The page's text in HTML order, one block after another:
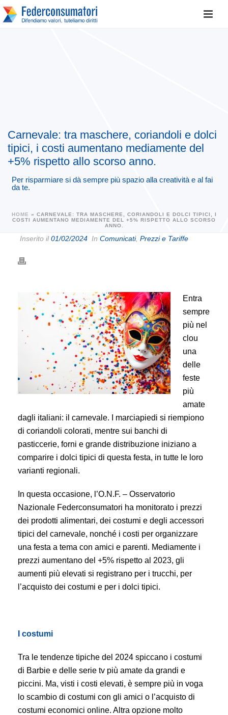
Carnevale: tra maschere, coriandoli e dolci
tipici, i costi aumentano mediamente del
+5% rispetto allo scorso anno.
Per risparmiare si dà sempre più spazio alla creatività e al fai
da te.
HOME » CARNEVALE: TRA MASCHERE, CORIANDOLI E DOLCI TIPICI, I
COSTI AUMENTANO MEDIAMENTE DEL +5% RISPETTO ALLO SCORSO
ANNO.
Inserito il01/02/2024 In Comunicati, Prezzi e Tariffe
Entra
sempre
più nel
clou
una
delle
feste
più
amate
dagli italiani: il carnevale. I marciapiedi si riempiono
di coriandoli colorati, mentre sui banchi di
pasticcerie, forni e grande distribuzione iniziano a
comparire i dolci tipici di questa festa, in tutte le loro
varianti regionali.
In questa occasione, l’O.N.F. – Osservatorio
Nazionale Federconsumatori ha monitorato i prezzi
dei prodotti alimentari, dei costumi e degli accessori
tipici del carnevale, nonché i costi per organizzare
una festa a tema con amici e parenti. Mediamente i
prezzi aumentano del +5% rispetto al 2023, gli
aumenti più elevati si registrano per i trucchi, per
l’acquisto dei costumi e per i dolci tipici.
I costumi
Tra le tendenze tipiche del 2024 spiccano i costumi
di Barbie e delle serie tv più amate da grandi e
piccini. Ma, visti i costi elevati, è sempre più in voga
lo scambio di costumi con gli amici o l’acquisto di
costumi economici online. Altra opzione molto